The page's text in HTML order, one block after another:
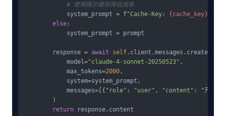
# 使用提示缓存降低成本
            system_prompt =
f"Cache-Key: {cache_key}
else :
            system_prompt = prompt
        response =
await self .client.messages.create(
            model=
"claude-4-sonnet-20250523" ,
            max_tokens=
2000 ,
            system=system_prompt,
            messages=[{
"role" : "user" , "content" :
"开始任
        )
return response.content